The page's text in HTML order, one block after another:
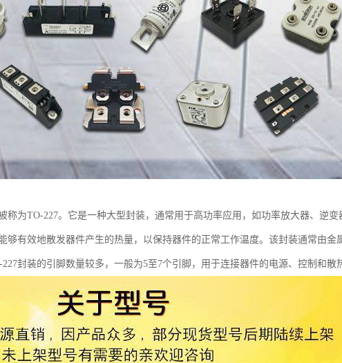
称为TO-227。它是一种大型封装，通常用于高功率应用，如功率放大器、逆变
够有效地散发器件产生的热量，以保持器件的正常工作温度。该封装通常由金
封装的引脚数量较多，一般为5至7个引脚，用于连接器件的电源、控制和散